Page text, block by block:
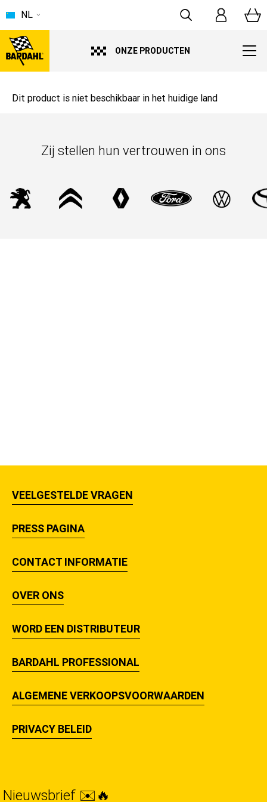
ONZE PRODUCTEN
NL
Dit product is niet beschikbaar in het huidige land
Zij stellen hun vertrouwen in ons
VEELGESTELDE VRAGEN
PRESS PAGINA
CONTACT INFORMATIE
OVER ONS
WORD EEN DISTRIBUTEUR
BARDAHL PROFESSIONAL
ALGEMENE VERKOOPSVOORWAARDEN
PRIVACY BELEID
Nieuwsbrief ✉️🔥